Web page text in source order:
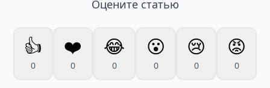
Оцените статью
👍
0
❤️
0
😂
0
😮
0
😢
0
😡
0